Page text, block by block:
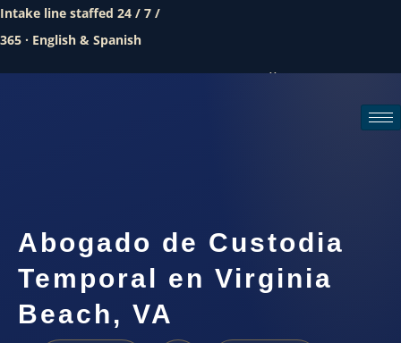
Intake line staffed 24 / 7 /
365 · English & Spanish
Call (888) 437-7747
Abogado de Custodia
Temporal en Virginia
Beach, VA